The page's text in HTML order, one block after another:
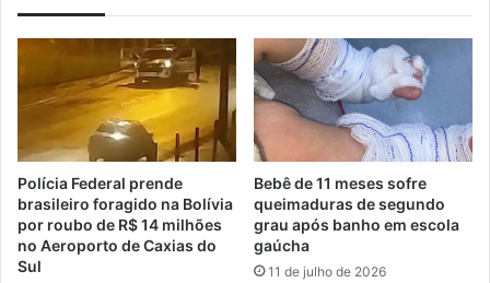
Polícia Federal prende
brasileiro foragido na Bolívia
por roubo de R$ 14 milhões
no Aeroporto de Caxias do
Sul
Bebê de 11 meses sofre
queimaduras de segundo
grau após banho em escola
gaúcha
11 de julho de 2026